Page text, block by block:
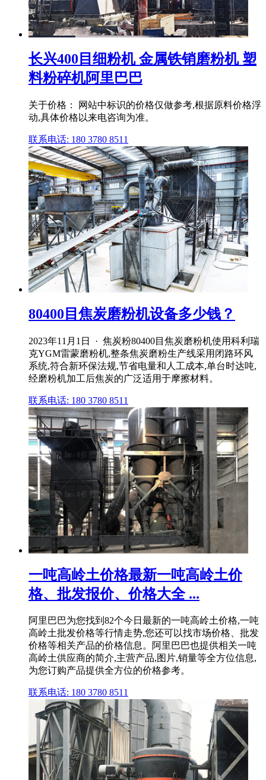
长兴400目细粉机 金属铁销磨粉机 塑
料粉碎机阿里巴巴
关于价格： 网站中标识的价格仅做参考,根据原料价格浮
动,具体价格以来电咨询为准。
联系电话: 180 3780 8511
80400目焦炭磨粉机设备多少钱？
2023年11月1日 · 焦炭粉80400目焦炭磨粉机使用科利瑞
克YGM雷蒙磨粉机,整条焦炭磨粉生产线采用闭路环风
系统,符合新环保法规,节省电量和人工成本,单台时达吨,
经磨粉机加工后焦炭的广泛适用于摩擦材料。
联系电话: 180 3780 8511
一吨高岭土价格最新一吨高岭土价
格、批发报价、价格大全 ...
阿里巴巴为您找到82个今日最新的一吨高岭土价格,一吨
高岭土批发价格等行情走势,您还可以找市场价格、批发
价格等相关产品的价格信息。阿里巴巴也提供相关一吨
高岭土供应商的简介,主营产品,图片,销量等全方位信息,
为您订购产品提供全方位的价格参考。
联系电话: 180 3780 8511